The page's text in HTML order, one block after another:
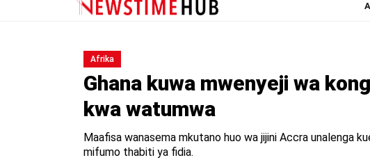
Afrika
Ghana kuwa mwenyeji wa
kwa watumwa
Maafisa wanasema mkutano huo wa jijini Accra unalenga
mifumo thabiti ya fidia.